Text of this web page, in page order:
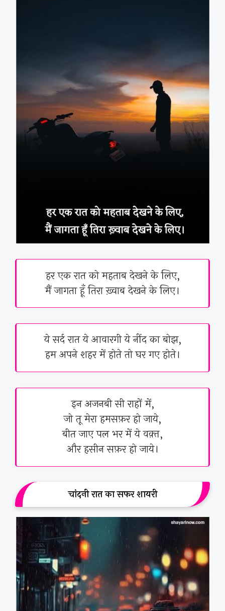
हर एक रात को महताब देखने के लिए,
मैं जागता हूँ तिरा ख़्वाब देखने के लिए।
ये सर्द रात ये आवारगी ये नींद का बोझ,
हम अपने शहर में होते तो घर गए होते।
इन अजनबी सी राहों में,
जो तू मेरा हमसफ़र हो जाये,
बीत जाए पल भर में ये वक़्त,
और हसीन सफ़र हो जाये।
चांदनी रात का सफर शायरी